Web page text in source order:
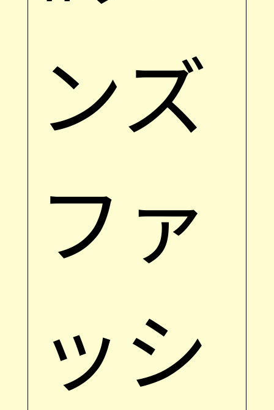
ンズ
ファ
ッシ